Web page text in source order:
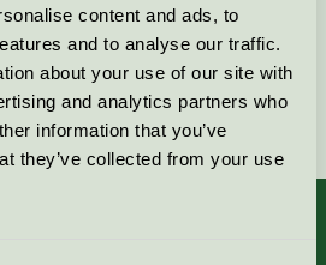
content and ads, to
and to analyse our traffic.
about your use of our site with
and analytics partners who
information that you’ve
they’ve collected from your use